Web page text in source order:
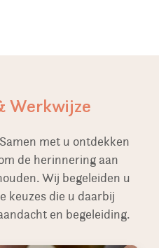
Werkwijze
met u ontdekken
de herinnering aan
Wij begeleiden u
keuzes die u daarbij
en begeleiding.